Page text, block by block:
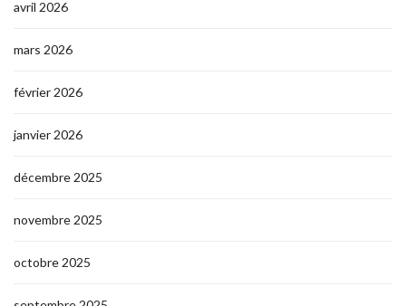
avril 2026
mars 2026
février 2026
janvier 2026
décembre 2025
novembre 2025
octobre 2025